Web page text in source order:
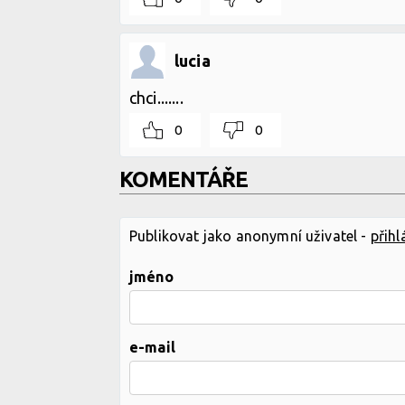
lucia
chci.......
0 0
KOMENTÁŘE
Publikovat jako anonymní uživatel -
jméno
e-mail